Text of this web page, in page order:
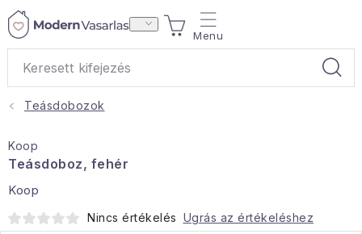
Ugrás
KOSÁR
Otthoni illatok
Teák
Teásdobozok
Koop
Teásdoboz, fehér
Koop
Nincs értékelés Ugrás az értékeléshez